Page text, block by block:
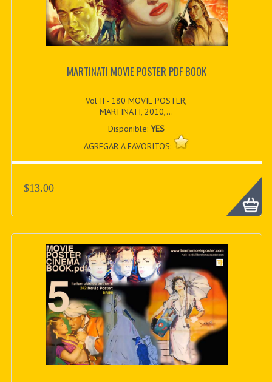
MARTINATI MOVIE POSTER PDF BOOK
Vol II - 180 MOVIE POSTER,
MARTINATI, 2010,...
Disponible:YES
AGREGAR A FAVORITOS:
$13.00